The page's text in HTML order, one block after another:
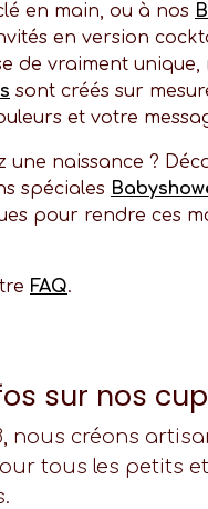
en main, ou à nos
en version
de vraiment unique,
sont créés sur
et votre
une naissance ?
spéciales
pour rendre ces
FAQ.
sur nos
nous créons
tous les petits